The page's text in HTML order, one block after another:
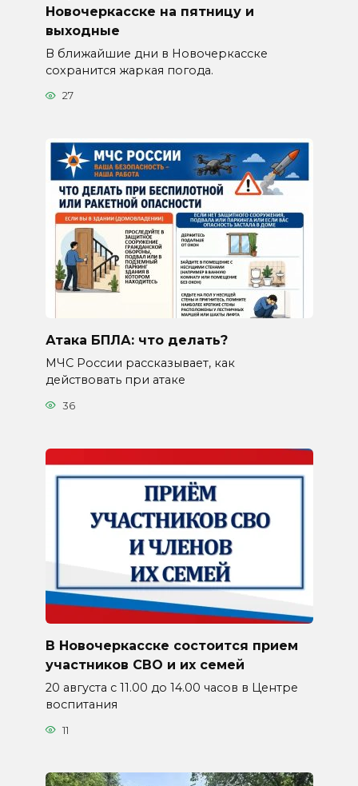
Новочеркасске на пятницу и
выходные
В ближайшие дни в Новочеркасске
сохранится жаркая погода.
27
Атака БПЛА: что делать?
МЧС России рассказывает, как
действовать при атаке
36
В Новочеркасске состоится прием
участников СВО и их семей
20 августа с 11.00 до 14.00 часов в Центре
воспитания
11